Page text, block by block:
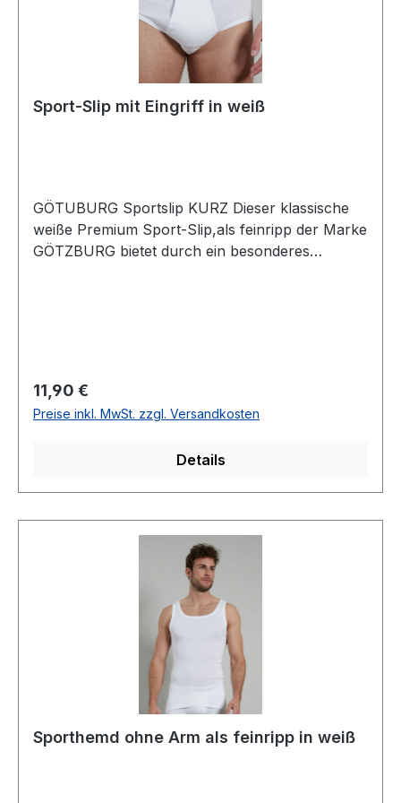
Sport-Slip mit Eingriff in weiß
GÖTUBURG Sportslip KURZ Dieser klassische
weiße Premium Sport-Slip,als feinripp der Marke
GÖTZBURG bietet durch ein besonderes
Rücksendung ausgeschlossenFarbe:
WeißFeinrippMit EingriffWeichgummibund mit
KnopflochDoppelsitz & Schrittverstärkung für
Baumwolle KochfestArtikel Nr. 64-1111
Regulärer Preis:
11,90 €
Preise inkl. MwSt. zzgl. Versandkosten
Details
Sporthemd ohne Arm als feinripp in weiß